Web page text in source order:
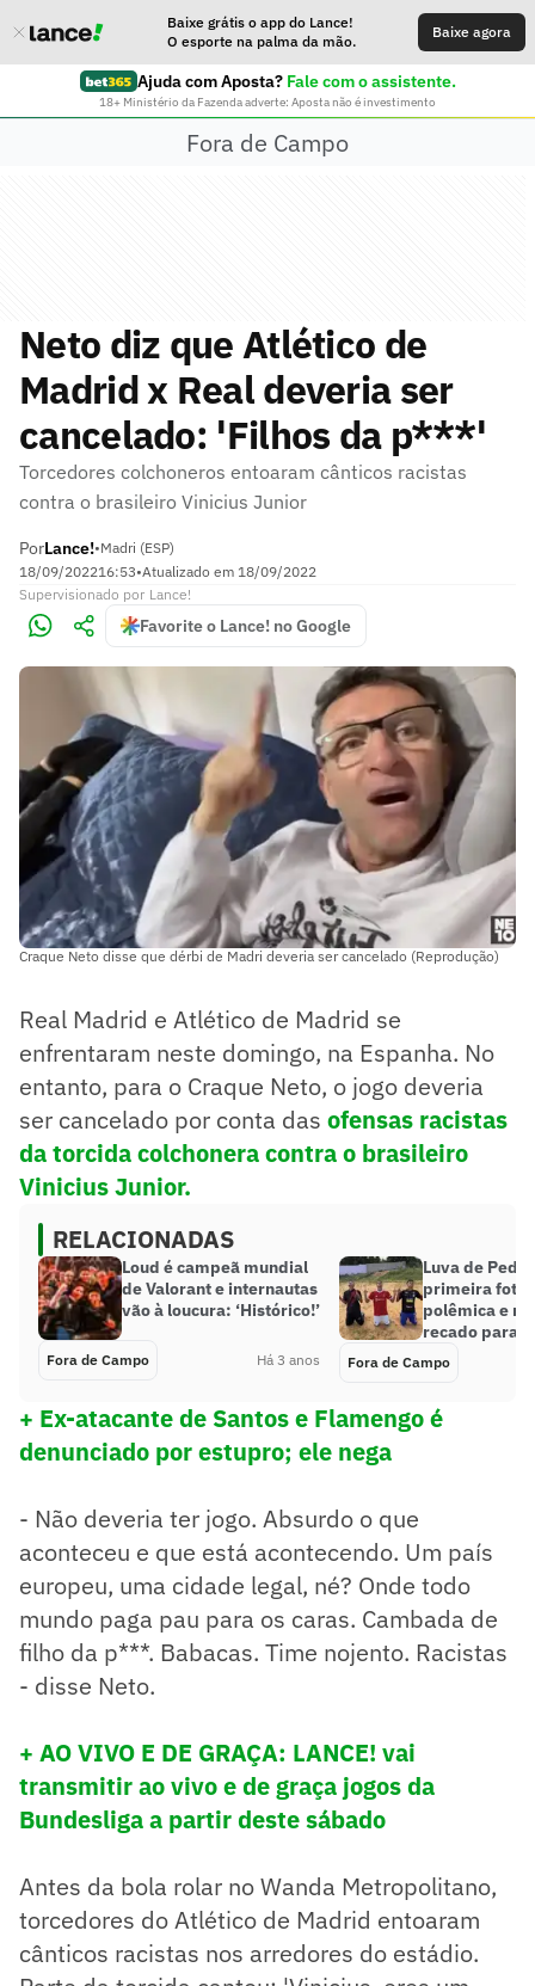
Baixe grátis o app do Lance!
O esporte na palma da mão.
Baixe agora
Ajuda com Aposta? Fale com o assistente.
18+ Ministério da Fazenda adverte: Aposta não é investimento
Fora de Campo
Neto diz que Atlético de
Madrid x Real deveria ser
cancelado: 'Filhos da p***'
Torcedores colchoneros entoaram cânticos racistas
contra o brasileiro Vinicius Junior
PorLance!•Madri (ESP)
18/09/202216:53•Atualizado em 18/09/2022
Supervisionado por Lance!
Favorite o Lance! no Google
Craque Neto disse que dérbi de Madri deveria ser cancelado (Reprodução)
Real Madrid e Atlético de Madrid se
enfrentaram neste domingo, na Espanha. No
entanto, para o Craque Neto, o jogo deveria
ser cancelado por conta das ofensas racistas
da torcida colchonera contra o brasileiro
Vinicius Junior.
RELACIONADAS
Loud é campeã mundial
de Valorant e internautas
vão à loucura: ‘Histórico!’
Fora de Campo Há 3 anos
Luva de
primeira foto
polêmica e
recado para
Fora de Campo
+ Ex-atacante de Santos e Flamengo é
denunciado por estupro; ele nega
- Não deveria ter jogo. Absurdo o que
aconteceu e que está acontecendo. Um país
europeu, uma cidade legal, né? Onde todo
mundo paga pau para os caras. Cambada de
filho da p***. Babacas. Time nojento. Racistas
- disse Neto.
+ AO VIVO E DE GRAÇA: LANCE! vai
transmitir ao vivo e de graça jogos da
Bundesliga a partir deste sábado
Antes da bola rolar no Wanda Metropolitano,
torcedores do Atlético de Madrid entoaram
cânticos racistas nos arredores do estádio.